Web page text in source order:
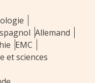
Allemand
EMC
et sciences